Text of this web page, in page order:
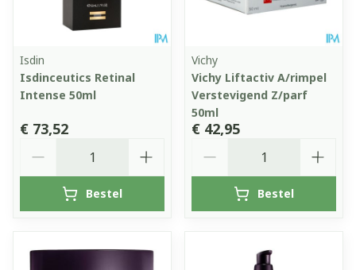
Isdin
Isdinceutics Retinal
Intense 50ml
€ 73,52
Bestel
Vichy
Vichy Liftactiv A/rimpel
Verstevigend Z/parf
50ml
€ 42,95
Bestel